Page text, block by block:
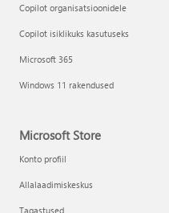
Copilot organisatsioonidele
Copilot isiklikuks kasutuseks
Microsoft 365
Windows 11 rakendused
Microsoft Store
Konto profiil
Allalaadimiskeskus
Tagastused